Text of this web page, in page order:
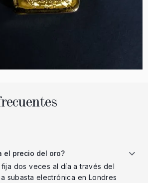
el precio del oro?
dos veces al día a través del
subasta electrónica en Londres